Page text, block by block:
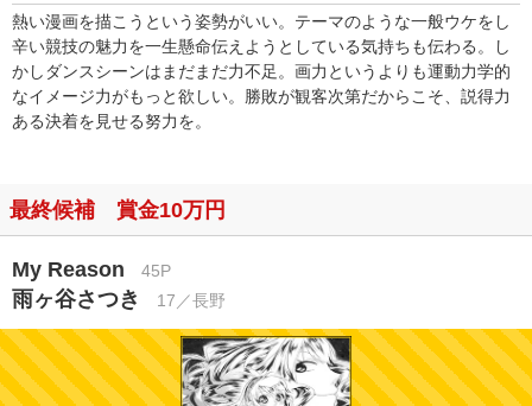
熱い漫画を描こうという姿勢がいい。テーマのような一般ウケをし
辛い競技の魅力を一生懸命伝えようとしている気持ちも伝わる。し
かしダンスシーンはまだまだ力不足。画力というよりも運動力学的
なイメージ力がもっと欲しい。勝敗が観客次第だからこそ、説得力
ある決着を見せる努力を。
最終候補 賞金10万円
My Reason 45P
雨ヶ谷さつき 17／長野